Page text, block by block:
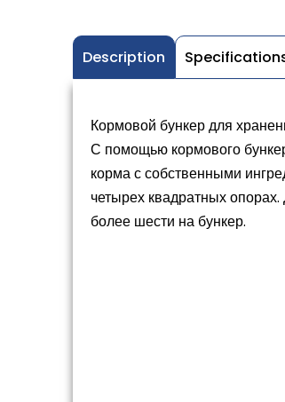
Description
Кормовой бункер для
С помощью кормового
корма с собственными
четырех квадратных
более шести на бункер.